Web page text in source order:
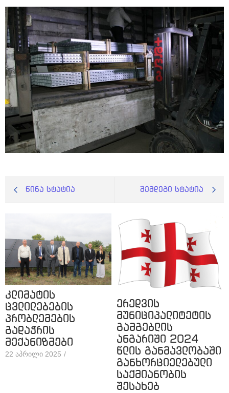
წინა სტატია შემდეგი სტატია
კლიმატის
ცვლილებების
პრობლემების
გადაჭრის
მექანიზმები
22 აპრილი 2025 /
ერედვის
მუნიციპალიტეტის
გამგებლის
ანგარიში 2024
წლის განმავლობაში
განხორციელებული
საქმიანობის
შესახებ